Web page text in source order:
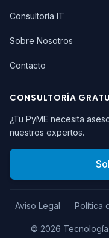
Consultoría IT
Sobre Nosotros
Contacto
CONSULTORÍA
¿Tu PyME necesita
nuestros expertos.
Aviso Legal Política
© 2026